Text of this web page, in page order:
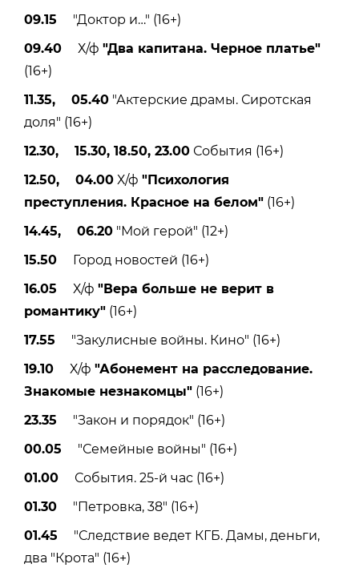
09.15 "Доктор и…" (16+)
09.40 Х/ф "Два капитана. Черное платье"
(16+)
11.35, 05.40 "Актерские драмы. Сиротская
доля" (16+)
12.30, 15.30, 18.50, 23.00 События (16+)
12.50, 04.00 Х/ф "Психология
преступления. Красное на белом" (16+)
14.45, 06.20 "Мой герой" (12+)
15.50 Город новостей (16+)
16.05 Х/ф "Вера больше не верит в
романтику" (16+)
17.55 "Закулисные войны. Кино" (16+)
19.10 Х/ф "Абонемент на расследование.
Знакомые незнакомцы" (16+)
23.35 "Закон и порядок" (16+)
00.05 "Семейные войны" (16+)
01.00 События. 25-й час (16+)
01.30 "Петровка, 38" (16+)
01.45 "Следствие ведет КГБ. Дамы, деньги,
два "Крота" (16+)